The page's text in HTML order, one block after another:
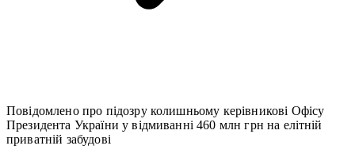
Повідомлено про підозру колишньому керівникові Офісу
Президента України у відмиванні 460 млн грн на елітній
приватній забудові